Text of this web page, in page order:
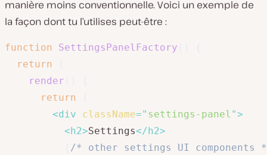
manière moins conventionnelle. Voici un exemple de
la façon dont tu l’utilises peut-être :
function SettingsPanelFactory
return
render
return
<div className=" settings-panel ">
<h2>Settings</h2>
/* other settings UI components